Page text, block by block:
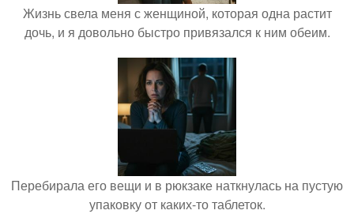
Жизнь свела меня с женщиной, которая одна растит
дочь, и я довольно быстро привязался к ним обеим.
Перебирала его вещи и в рюкзаке наткнулась на пустую
упаковку от каких-то таблеток.